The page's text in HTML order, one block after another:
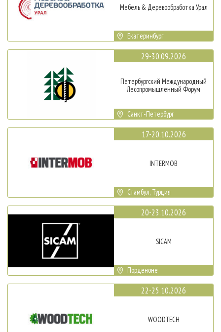
Мебель & Деревообработка Урал
Екатеринбург
29-30.09.2026
Петербургский Международный
Лесопромышленный Форум
Санкт-Петербург
17-20.10.2026
INTERMOB
Стамбул, Турция
20-23.10.2026
SICAM
Порденоне
22-25.10.2026
WOODTECH